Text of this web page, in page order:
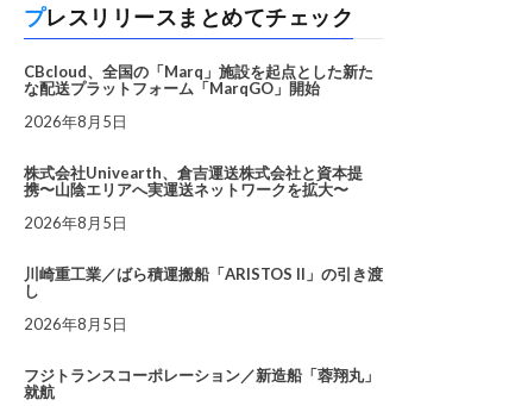
プレスリリースまとめてチェック
CBcloud、全国の「Marq」施設を起点とした新た
な配送プラットフォーム「MarqGO」開始
2026年8月5日
株式会社Univearth、倉吉運送株式会社と資本提
携〜山陰エリアへ実運送ネットワークを拡大〜
2026年8月5日
川崎重工業／ばら積運搬船「ARISTOS II」の引き渡
し
2026年8月5日
フジトランスコーポレーション／新造船「蓉翔丸」
就航